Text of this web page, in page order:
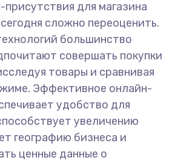
для магазина
сложно переоценить.
большинство
совершать покупки
товары и сравнивая
Эффективное онлайн-
удобство для
увеличению
географию бизнеса и
ценные данные о